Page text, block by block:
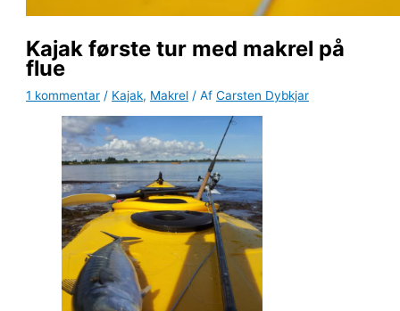
Kajak første tur med makrel på
flue
1 kommentar / Kajak, Makrel / AfCarsten Dybkjar